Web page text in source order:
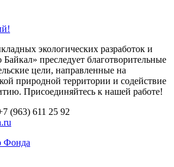
экологических разработок и
преследует благотворительные
цели, направленные на
природной территории и содействие
Присоединяйтесь к нашей работе!
(963) 611 25 92
Фонда